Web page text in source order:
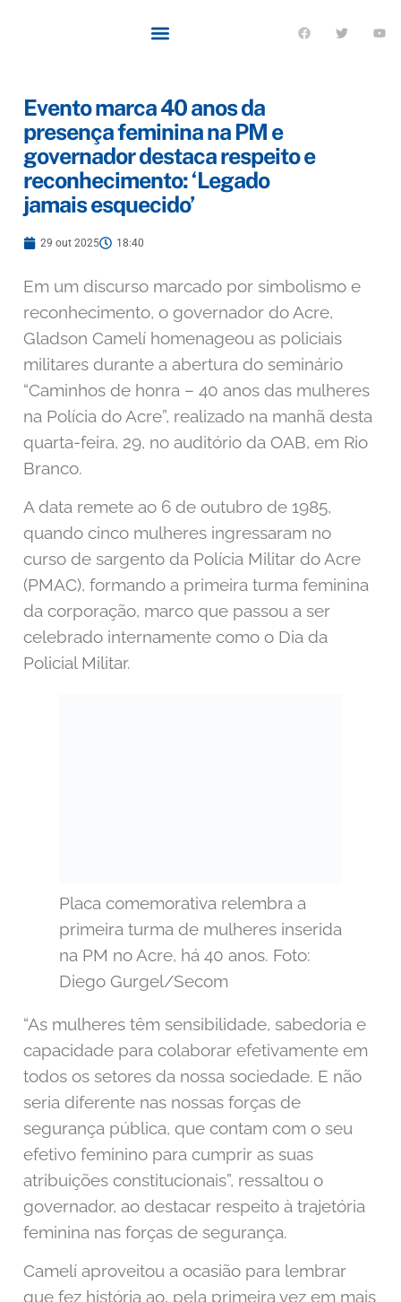
Evento marca 40 anos da
presença feminina na PM e
governador destaca respeito e
reconhecimento: ‘Legado
jamais esquecido’
29 out 2025 18:40
Em um discurso marcado por simbolismo e
reconhecimento, o governador do Acre,
Gladson Camelí homenageou as policiais
militares durante a abertura do seminário
“Caminhos de honra – 40 anos das mulheres
na Polícia do Acre”, realizado na manhã desta
quarta-feira, 29, no auditório da OAB, em Rio
Branco.
A data remete ao 6 de outubro de 1985,
quando cinco mulheres ingressaram no
curso de sargento da Polícia Militar do Acre
(PMAC), formando a primeira turma feminina
da corporação, marco que passou a ser
celebrado internamente como o Dia da
Policial Militar.
Placa comemorativa relembra a
primeira turma de mulheres inserida
na PM no Acre, há 40 anos. Foto:
Diego Gurgel/Secom
“As mulheres têm sensibilidade, sabedoria e
capacidade para colaborar efetivamente em
todos os setores da nossa sociedade. E não
seria diferente nas nossas forças de
segurança pública, que contam com o seu
efetivo feminino para cumprir as suas
atribuições constitucionais”, ressaltou o
governador, ao destacar respeito à trajetória
feminina nas forças de segurança.
Camelí aproveitou a ocasião para lembrar
que fez história ao, pela primeira vez em mais